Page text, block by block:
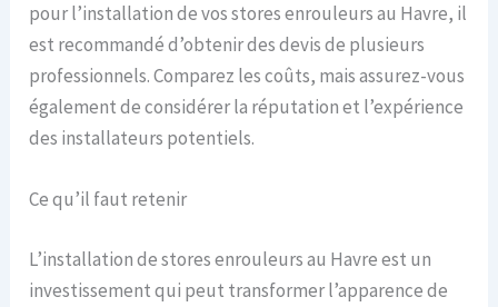
pour l’installation de vos stores enrouleurs au Havre, il
est recommandé d’obtenir des devis de plusieurs
professionnels. Comparez les coûts, mais assurez-vous
également de considérer la réputation et l’expérience
des installateurs potentiels.
Ce qu’il faut retenir
L’installation de stores enrouleurs au Havre est un
investissement qui peut transformer l’apparence de